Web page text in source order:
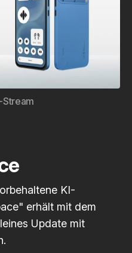
KI-
erhält mit dem
Update mit